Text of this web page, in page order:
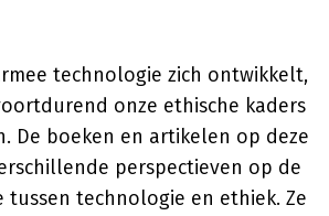
technologie zich ontwikkelt,
onze ethische kaders
De boeken en artikelen op deze
perspectieven op de
tussen technologie en ethiek. Ze